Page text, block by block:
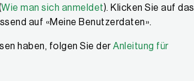
Wie man sich anmeldet). Klicken Sie auf das
auf «Meine Benutzerdaten».
haben, folgen Sie derAnleitung für